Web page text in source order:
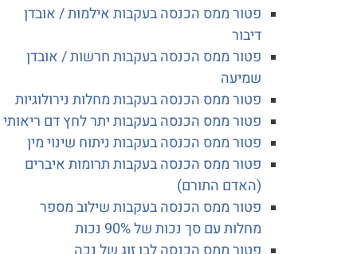
פטור ממס הכנסה בעקבות אילמות / אובדן
פטור ממס הכנסה בעקבות חרשות / אובדן
פטור ממס הכנסה בעקבות מחלות נירולוגיות
פטור ממס הכנסה בעקבות יתר לחץ דם ריאותי
פטור ממס הכנסה בעקבות ניתוח שינוי מין
פטור ממס הכנסה בעקבות תרומות איברים
(האדם התורם)
פטור ממס הכנסה בעקבות שילוב מספר
מחלות עם סך נכות של 90% נכות